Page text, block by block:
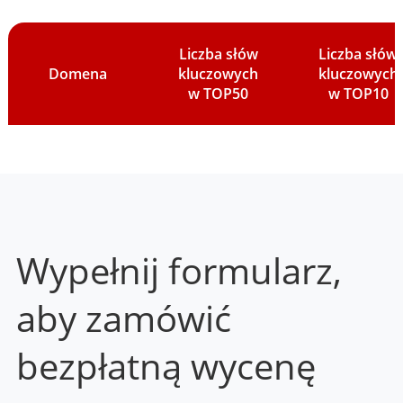
Domena
Liczba słów
kluczowych
w TOP50
Liczba słów
kluczowych
w TOP10
Wypełnij formularz,
aby zamówić
bezpłatną wycenę